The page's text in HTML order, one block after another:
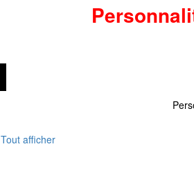
Tout afficher